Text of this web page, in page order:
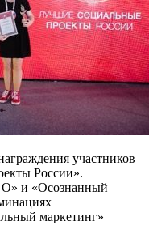
участников
России».
О» и «Осознанный
маркетинг»